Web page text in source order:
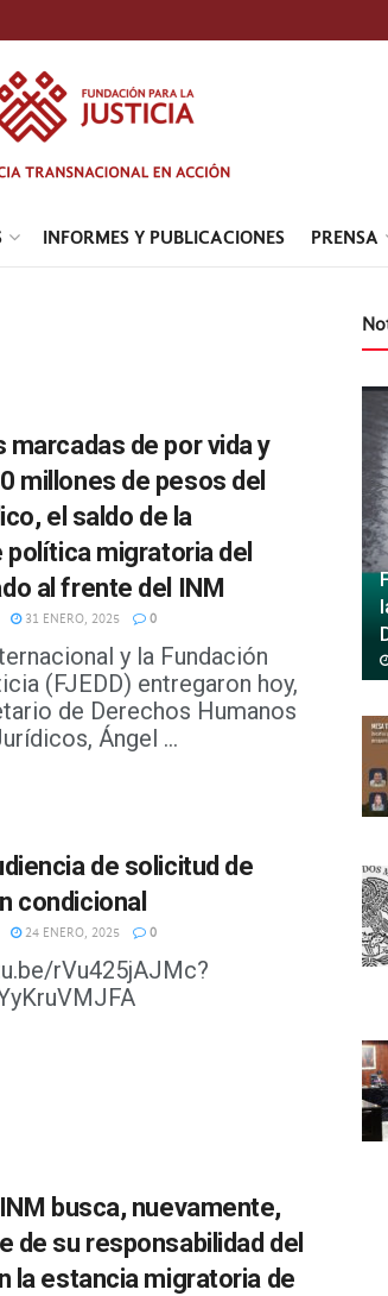
INFORMES Y PUBLICACIONES PRENSA
marcadas de por vida y
millones de pesos del
el saldo de la
migratoria del
al frente del INM
31 ENERO, 2025 0
y la Fundación
(FJEDD) entregaron hoy,
de Derechos Humanos
Ángel ...
de solicitud de
condicional
24 ENERO, 2025 0
rVu425jAJMc?
busca, nuevamente,
de su responsabilidad del
la estancia migratoria de